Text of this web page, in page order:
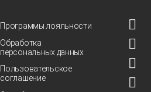
Программы лояльности
Обработка
персональных данных
Пользовательское
соглашение